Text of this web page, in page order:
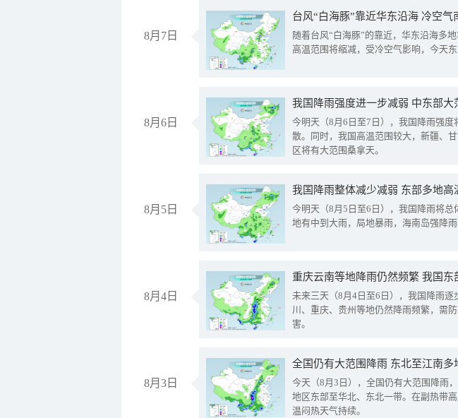
8月7日
台风“白海豚”靠近华东沿海 冷空
随着台风“白海豚”的靠近，华东沿海多
高温范围将缩减，受冷空气影响，今天东
8月6日
今明天（8月6日至7日），我国降雨强
散。同时，我国高温范围较大，新疆、
区将有大范围桑拿天。
8月5日
我国降雨整体减少减弱 东部多地高
今明天（8月5日至6日），我国降雨将
地有中到大雨，局地暴雨，海南岛强降雨
8月4日
重庆云南等地降雨仍然频繁 我国东
未来三天（8月4日至6日），我国降雨逐
川、重庆、贵州等地仍然降雨频繁，需
害。
8月3日
全国仍有大范围降雨 东北至江南多
今天（8月3日），全国仍有大范围降雨
地区东部至华北、东北一带。在副热带
温闷热天气持续。